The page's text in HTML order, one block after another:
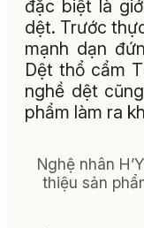
đặc biệt là
dệt. Trước
mạnh dạn
Dệt thổ cẩm
nghề dệt
phẩm làm ra
Nghệ nhân
thiệu sản